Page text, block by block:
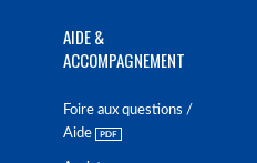
AIDE &
ACCOMPAGNEMENT
Foire aux questions /
Aide